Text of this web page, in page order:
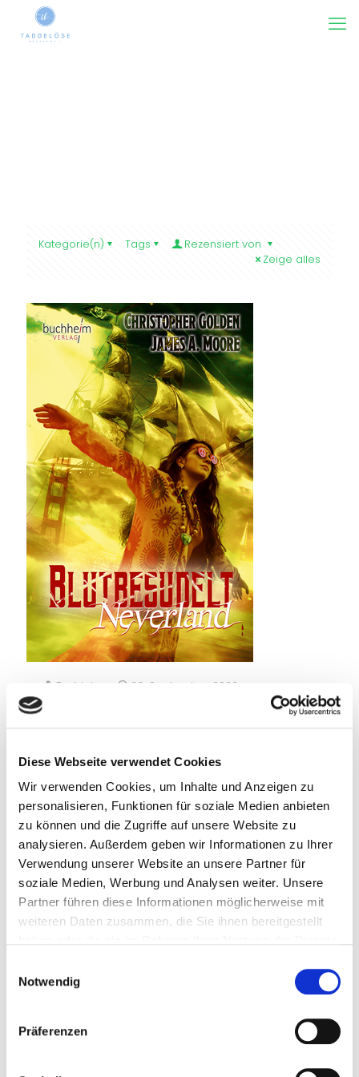
Diese Webseite verwendet Cookies
Wir verwenden Cookies, um Inhalte und Anzeigen zu
personalisieren, Funktionen für soziale Medien anbieten
zu können und die Zugriffe auf unsere Website zu
analysieren. Außerdem geben wir Informationen zu Ihrer
Verwendung unserer Website an unsere Partner für
soziale Medien, Werbung und Analysen weiter. Unsere
Partner führen diese Informationen möglicherweise mit
weiteren Daten zusammen, die Sie ihnen bereitgestellt
Notwendig
Präferenzen
Kategorie(n) Tags
Rezensiert von
Zeige alles
Taddel 26. September 2023
Tausenden anderen[…]
0 0 Weiterlesen